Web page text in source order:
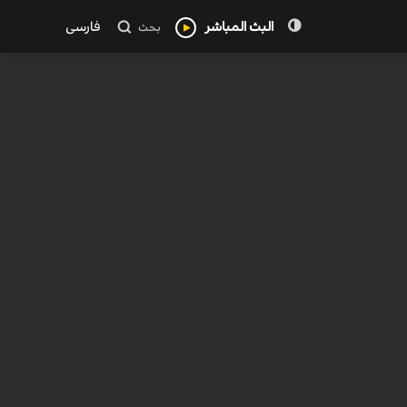
البث المباشر بحث فارسی